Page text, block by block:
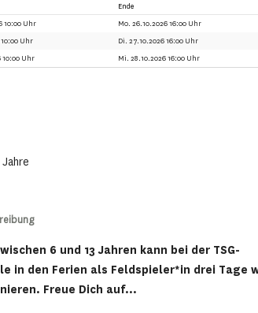
Ende
10:00 Uhr
Mo. 26.10.2026 16:00 Uhr
Uhr
Di. 27.10.2026 16:00 Uhr
10:00 Uhr Mi. 28.10.2026 16:00 Uhr
6 und 13 Jahren kann bei der TSG-
in den Ferien als Feldspieler*in drei Tage
Freue Dich auf...